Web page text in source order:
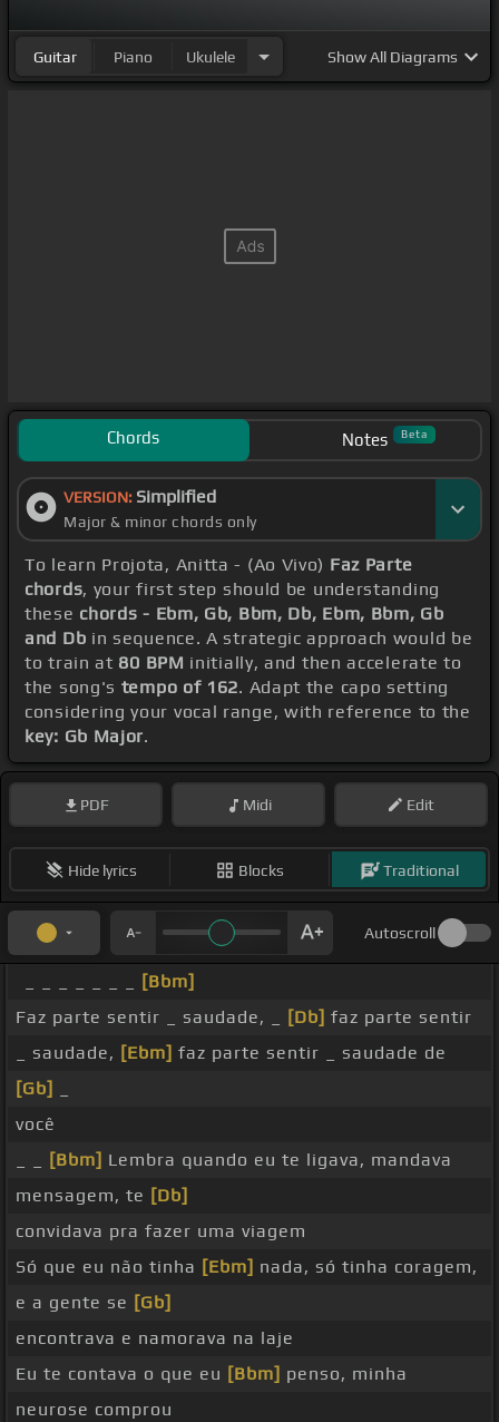
Guitar Piano Ukulele ShowAll Diagrams
Chords Notes Beta
VERSION: Simplified
Major & minor chords only
To learn Projota, Anitta - (Ao Vivo) Faz Parte
chords, your first step should be understanding
these chords - Ebm, Gb, Bbm, Db, Ebm, Bbm, Gb
and Db in sequence. A strategic approach would be
to train at 80 BPM initially, and then accelerate to
the song's tempo of 162. Adapt the capo setting
considering your vocal range, with reference to the
key: Gb Major.
PDF Midi Edit
Hide lyrics Blocks Traditional
Autoscroll
[Bbm]
Faz parte sentir _ saudade, _
[Db] faz parte sentir
_ saudade, [Ebm] faz parte sentir _ saudade de
[Gb]
você
[Bbm] Lembra quando eu te ligava, mandava
mensagem, te [Db]
convidava pra fazer uma viagem
Só que eu não tinha [Ebm] nada, só tinha coragem,
e a gente se [Gb]
encontrava e namorava na laje
Eu te contava o que eu [Bbm] penso, minha
neurose comprou